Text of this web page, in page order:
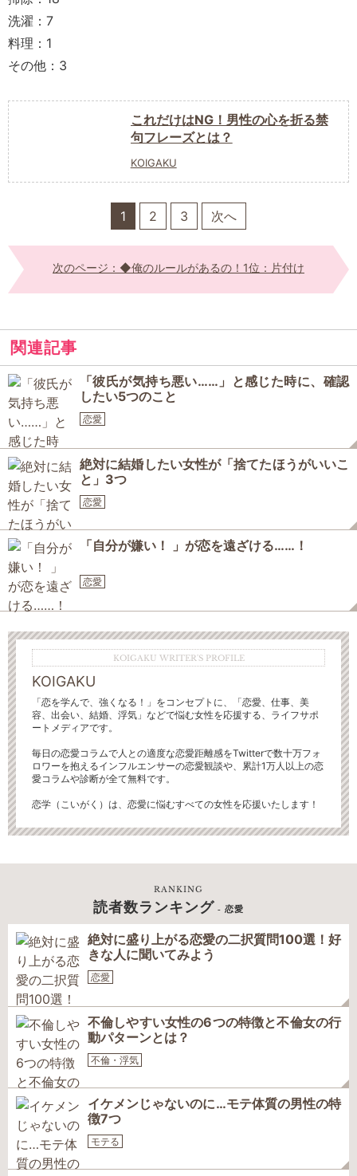
洗濯：7
料理：1
その他：3
これだけはNG！男性の心を折る禁
句フレーズとは？
KOIGAKU
1 2 3 次へ
次のページ：◆俺のルールがあるの！1位：片付け
関連記事
「彼氏が気持ち悪い……」と感じた時に、確認
したい5つのこと
恋愛
絶対に結婚したい女性が「捨てたほうがいいこ
と」3つ
恋愛
「自分が嫌い！ 」が恋を遠ざける……！
恋愛
KOIGAKU WRITER'S PROFILE
KOIGAKU
「恋を学んで、強くなる！」をコンセプトに、「恋愛、仕事、美
容、出会い、結婚、浮気」などで悩む女性を応援する、ライフサポ
ートメディアです。
毎日の恋愛コラムで人との適度な恋愛距離感をTwitterで数十万フォ
ロワーを抱えるインフルエンサーの恋愛観談や、累計1万人以上の恋
愛コラムや診断が全て無料です。
恋学（こいがく）は、恋愛に悩むすべての女性を応援いたします！
RANKING
読者数ランキング - 恋愛
絶対に盛り上がる恋愛の二択質問100選！好
きな人に聞いてみよう
恋愛
不倫しやすい女性の6つの特徴と不倫女の行
動パターンとは？
不倫・浮気
イケメンじゃないのに…モテ体質の男性の特
徴7つ
モテる